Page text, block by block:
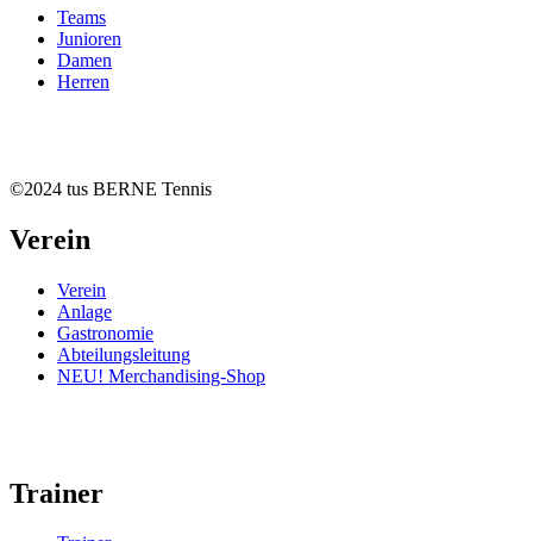
Teams
Junioren
Damen
Herren
©2024 tus BERNE Tennis
Verein
Verein
Anlage
Gastronomie
Abteilungsleitung
NEU! Merchandising-Shop
Trainer